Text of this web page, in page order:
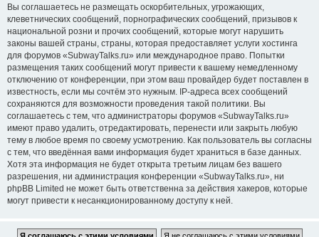
Вы соглашаетесь не размещать оскорбительных, угрожающих,
клеветнических сообщений, порнографических сообщений, призывов к
национальной розни и прочих сообщений, которые могут нарушить
законы вашей страны, страны, которая предоставляет услуги хостинга
для форумов «SubwayTalks.ru» или международное право. Попытки
размещения таких сообщений могут привести к вашему немедленному
отключению от конференции, при этом ваш провайдер будет поставлен в
известность, если мы сочтём это нужным. IP-адреса всех сообщений
сохраняются для возможности проведения такой политики. Вы
соглашаетесь с тем, что администраторы форумов «SubwayTalks.ru»
имеют право удалить, отредактировать, перенести или закрыть любую
тему в любое время по своему усмотрению. Как пользователь вы согласны
с тем, что введённая вами информация будет храниться в базе данных.
Хотя эта информация не будет открыта третьим лицам без вашего
разрешения, ни администрация конференции «SubwayTalks.ru», ни
phpBB Limited не может быть ответственна за действия хакеров, которые
могут привести к несанкционированному доступу к ней.